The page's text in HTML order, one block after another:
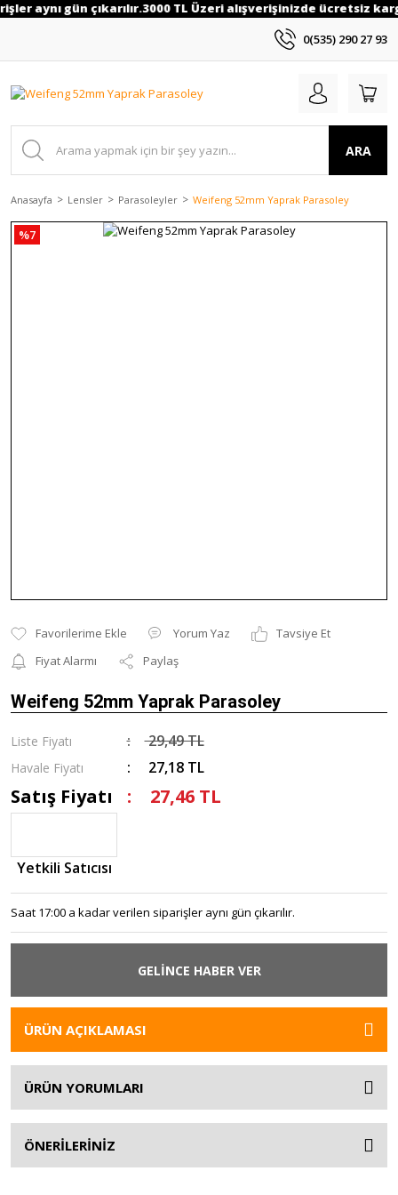
aynı gün çıkarılır.3000 TL Üzeri alışverişinizde ücretsiz
0(535) 290 27 93
ARA
Anasayfa Lensler Parasoleyler Weifeng 52mm Yaprak Parasoley
%7
Yorum Yaz
Tavsiye Et
Fiyat Alarmı
Paylaş
Weifeng 52mm Yaprak Parasoley
Liste Fiyatı 29,49 TL
Havale Fiyatı 27,18 TL
Satış Fiyatı 27,46 TL
Yetkili Satıcısı
Saat 17:00 a kadar verilen siparişler aynı gün çıkarılır.
GELİNCE HABER VER
ÜRÜN AÇIKLAMASI
ÜRÜN YORUMLARI
ÖNERİLERİNİZ